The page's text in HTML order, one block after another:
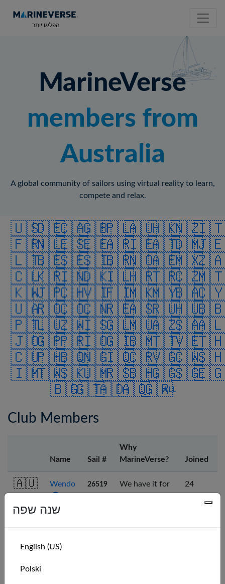
הפליגו יותר
MarineVerse
members from
Australia
A global community of sailors using virtual reality to learn,
compete and relax.
🇺🇸🇩🇪🇨🇦🇬🇧🇵🇱🇦🇺🇭🇰🇳🇿
🇫🇷🇳🇱🇪🇸🇪🇪🇦🇷🇮🇪🇦🇹🇩🇲
🇱🇹🇧🇪🇸🇪🇸🇮🇧🇷🇳🇴🇦🇪🇲🇽
🇨🇱🇰🇷🇮🇳🇩🇰🇮🇱🇭🇷🇹🇷🇨🇿
🇰🇼🇯🇵🇨🇭🇻🇮🇫🇮🇲🇰🇲🇾🇧🇦
🇺🇦🇷🇴🇨🇴🇨🇳🇷🇪🇦🇸🇷🇺🇭🇺
🇵🇹🇱🇺🇿🇼🇮🇸🇬🇱🇲🇺🇦🇿🇸🇦
🇯🇴🇬🇵🇵🇷🇮🇴🇬🇮🇧🇲🇹🇹🇻🇪
🇨🇺🇵🇭🇧🇶🇳🇬🇮🇶🇨🇷🇻🇬🇨🇼
🇮🇲🇹🇼🇸🇰🇺🇲🇷🇸🇧🇭🇬🇬🇸🇬
🇧🇬🇬🇹🇦🇩🇦🇶🇬🇷
ALL
Club Members
Name Sail #
Why
MarineVerse?
Joined
🇦🇺 Wendo 26519
We have it for
work making
24
days
🇦🇺
Capt
שנה שפה
English (US)
Polski